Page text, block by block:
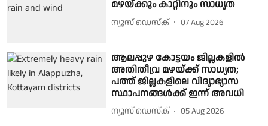
മഴയ്ക്കും കാറ്റിനും സാധ്യത
ന്യൂസ് ഡെസ്ക് 07 Aug 2026
ആലപ്പുഴ കോട്ടയം ജില്ലകളിൽ
അതിതീവ്ര മഴയ്ക്ക് സാധ്യത;
പത്ത് ജില്ലകളിലെ വിദ്യാഭ്യാസ
സ്ഥാപനങ്ങൾക്ക് ഇന്ന് അവധി
ന്യൂസ് ഡെസ്ക് 05 Aug 2026